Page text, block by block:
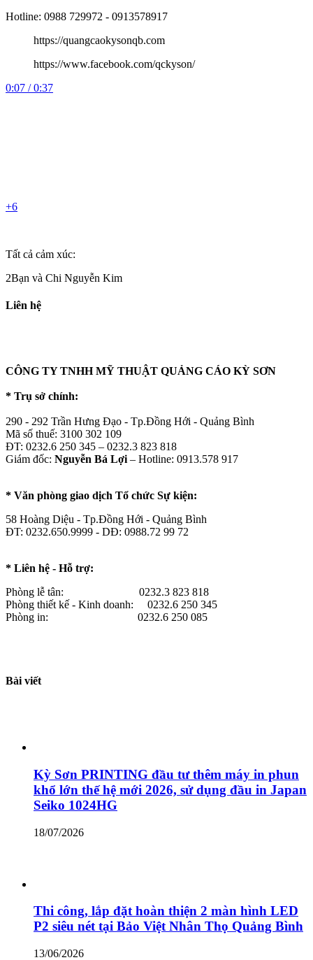
Hotline: 0988 729972 - 0913578917
https://quangcaokysonqb.com
https://www.facebook.com/qckyson/
0:07 / 0:37
+6
Tất cả cảm xúc:
2Bạn và Chi Nguyễn Kim
Liên hệ
CÔNG TY TNHH MỸ THUẬT QUẢNG CÁO KỲ SƠN
* Trụ sở chính:
290 - 292 Trần Hưng Đạo - Tp.Đồng Hới - Quảng Bình
Mã số thuế: 3100 302 109
ĐT: 0232.6 250 345 – 0232.3 823 818
Giám đốc: Nguyễn Bá Lợi – Hotline: 0913.578 917
* Văn phòng giao dịch Tổ chức Sự kiện:
58 Hoàng Diệu - Tp.Đồng Hới - Quảng Bình
ĐT: 0232.650.9999 - DĐ: 0988.72 99 72
* Liên hệ - Hỗ trợ:
Phòng lễ tân: 0232.3 823 818
Phòng thiết kế - Kinh doanh: 0232.6 250 345
Phòng in: 0232.6 250 085
Bài viết
Kỳ Sơn PRINTING đầu tư thêm máy in phun
khổ lớn thế hệ mới 2026, sử dụng đầu in Japan
Seiko 1024HG
18/07/2026
Thi công, lắp đặt hoàn thiện 2 màn hình LED
P2 siêu nét tại Bảo Việt Nhân Thọ Quảng Bình
13/06/2026